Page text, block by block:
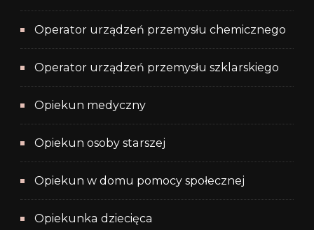
Operator urządzeń przemysłu chemicznego
Operator urządzeń przemysłu szklarskiego
Opiekun medyczny
Opiekun osoby starszej
Opiekun w domu pomocy społecznej
Opiekunka dziecięca